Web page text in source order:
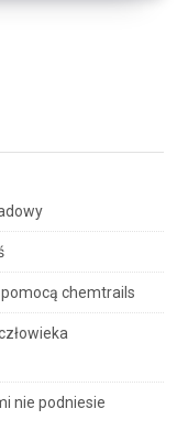
chemtrails
nie podniesie